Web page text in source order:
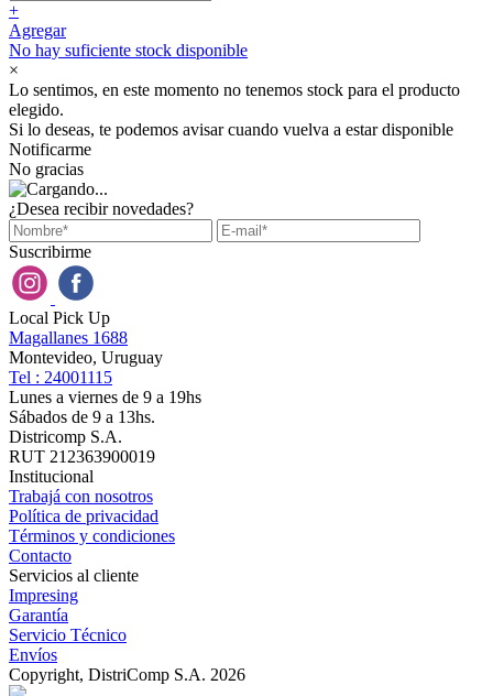
+
Agregar
No hay suficiente stock disponible
×
Lo sentimos, en este momento no tenemos stock para el producto
elegido.
Si lo deseas, te podemos avisar cuando vuelva a estar disponible
Notificarme
No gracias
¿Desea recibir novedades?
Suscribirme
Local Pick Up
Magallanes 1688
Montevideo, Uruguay
Tel : 24001115
Lunes a viernes de 9 a 19hs
Sábados de 9 a 13hs.
Districomp S.A.
RUT 212363900019
Institucional
Trabajá con nosotros
Política de privacidad
Términos y condiciones
Contacto
Servicios al cliente
Impresing
Garantía
Servicio Técnico
Envíos
Copyright, DistriComp S.A. 2026